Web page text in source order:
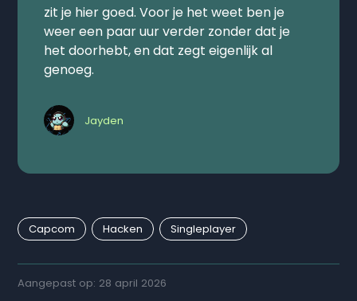
zit je hier goed. Voor je het weet ben je
weer een paar uur verder zonder dat je
het doorhebt, en dat zegt eigenlijk al
genoeg.
Jayden
Capcom Hacken Singleplayer
Aangepast op: 28 april 2026